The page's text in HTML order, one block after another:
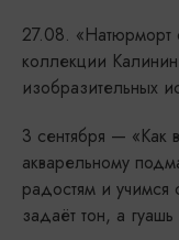
27.08.
коллекции
изобразительных
3 сентября — «Как
акварельному
радостям и учимся
задаёт тон, а